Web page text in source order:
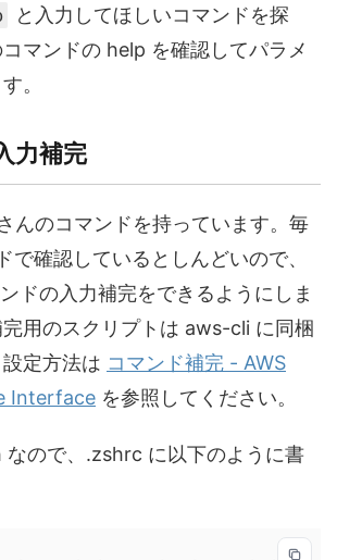
と入力してほしいコマンドを探
マンドの help を確認してパラメ
。
力補完
んのコマンドを持っています。毎
で確認しているとしんどいので、
ドの入力補完をできるようにしま
完用のスクリプトは aws-cli に同梱
定方法は コマンド補完 - AWS
Interface を参照してください。
なので、.zshrc に以下のように書